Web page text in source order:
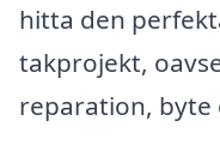
hitta den
takprojekt,
reparation, byte